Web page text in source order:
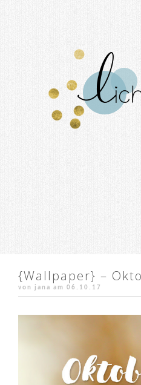
{Wallpaper} –
von jana am 06.10.17